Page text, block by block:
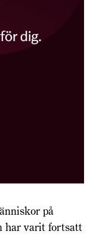
på
har varit fortsatt